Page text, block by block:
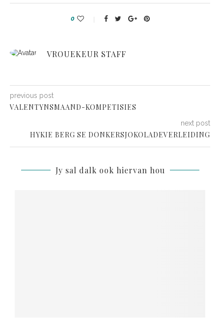
0
VROUEKEUR STAFF
previous post
VALENTYNSMAAND-KOMPETISIES
next post
HYKIE BERG SE DONKERSJOKOLADEVERLEIDING
Jy sal dalk ook hiervan hou